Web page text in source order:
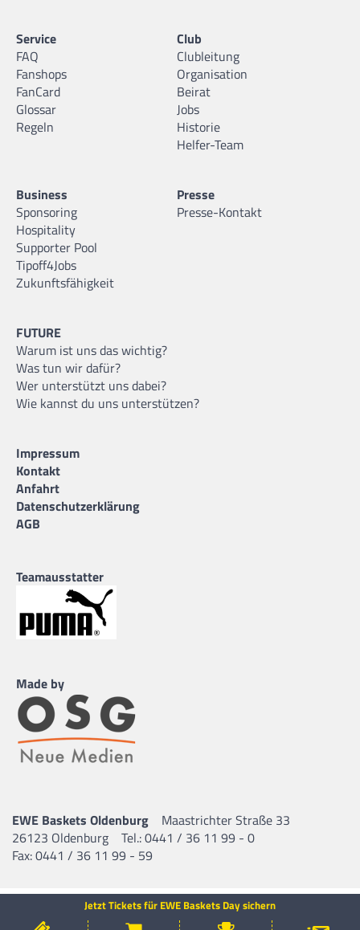
Jetzt Tickets für EWE Baskets Day sichern
Service
FAQ
Fanshops
FanCard
Glossar
Regeln
Club
Clubleitung
Organisation
Beirat
Jobs
Historie
Helfer-Team
Business
Sponsoring
Hospitality
Supporter Pool
Tipoff4Jobs
Zukunftsfähigkeit
Presse
Presse-Kontakt
FUTURE
Warum ist uns das wichtig?
Was tun wir dafür?
Wer unterstützt uns dabei?
Wie kannst du uns unterstützen?
Impressum
Kontakt
Anfahrt
Datenschutzerklärung
AGB
Teamausstatter
Made by
EWE Baskets Oldenburg
Maastrichter Straße 33
26123 Oldenburg
Tel.: 0441 / 36 11 99 - 0
Fax: 0441 / 36 11 99 - 59